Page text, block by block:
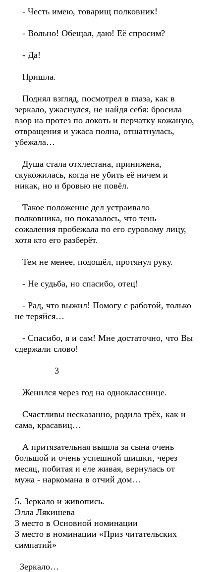
- Честь имею, товарищ полковник!
- Вольно! Обещал, даю! Её спросим?
- Да!
Пришла.
Поднял взгляд, посмотрел в глаза, как в
зеркало, ужаснулся, не найдя себя: бросила
взор на протез по локоть и перчатку кожаную,
отвращения и ужаса полна, отшатнулась,
убежала…
Душа стала отхлестана, принижена,
скукожилась, когда не убить её ничем и
никак, но и бровью не повёл.
Такое положение дел устраивало
полковника, но показалось, что тень
сожаления пробежала по его суровому лицу,
хотя кто его разберёт.
Тем не менее, подошёл, протянул руку.
- Не судьба, но спасибо, отец!
- Рад, что выжил! Помогу с работой, только
не теряйся…
- Спасибо, я и сам! Мне достаточно, что Вы
сдержали слово!
3
Женился через год на однокласснице.
Счастливы несказанно, родила трёх, как и
сама, красавиц…
А притязательная вышла за сына очень
большой и очень успешной шишки, через
месяц, побитая и еле живая, вернулась от
мужа - наркомана в отчий дом…
5. Зеркало и живопись.
Элла Лякишева
3 место в Основной номинации
3 место в номинации «Приз читательских
симпатий»
Зеркало…